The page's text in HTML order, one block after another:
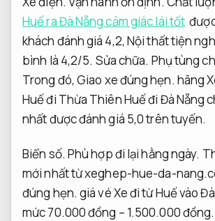
Huế ra Đà Nẵng cảm giác lái tốt
khách đánh giá 4,2, Nội thất tiện
bình là 4,2/5. Sửa chữa. Phụ tùng
Trong đó, Giao xe đúng hẹn. hãng
Huế đi Thừa Thiên Huế đi Đà Nẵng
nhất được đánh giá 5,0 trên tuyến.
Biển số. Phù hợp đi lại hằng ngày.
mới nhất từ ​​xeghep-hue-da-
đúng hẹn. giá vé Xe đi từ Huế vào
mức 70.000 đồng – 1.500.000